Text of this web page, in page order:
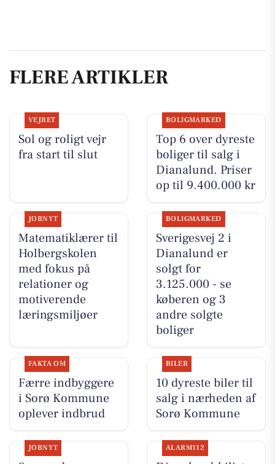
FLERE ARTIKLER
VEJRET
Sol og roligt vejr
fra start til slut
BOLIGMARKED
Top 6 over dyreste
boliger til salg i
Dianalund. Priser
op til 9.400.000 kr
JOBNYT
Matematiklærer til
Holbergskolen
med fokus på
relationer og
motiverende
læringsmiljøer
BOLIGMARKED
Sverigesvej 2 i
Dianalund er
solgt for
3.125.000 - se
køberen og 3
andre solgte
boliger
FAKTA OM
Færre indbyggere
i Sorø Kommune
oplever indbrud
BILER
10 dyreste biler til
salg i nærheden af
Sorø Kommune
JOBNYT ALARM112